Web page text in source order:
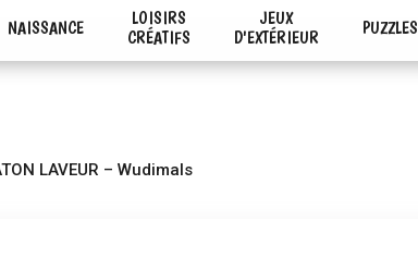
NAISSANCE
LOISIRS
CRÉATIFS
JEUX
D'EXTÉRIEUR
PUZZLES
LAVEUR – Wudimals